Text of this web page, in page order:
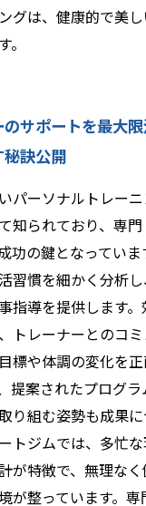
グは、健康的で美
。
サポートを最大
訣公開
パーソナルトレー
知られており、専
功の鍵となっていま
習慣を細かく分析
指導を提供します。
トレーナーとのコ
標や体調の変化を
提案されたプログ
り組む姿勢も成果
トジムでは、多忙
が特徴で、無理な
が整っています。